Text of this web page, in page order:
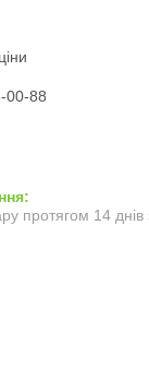
00-88
протягом 14 днів